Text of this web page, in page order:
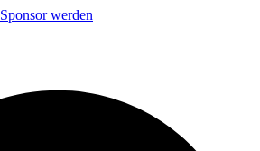
Sponsor werden